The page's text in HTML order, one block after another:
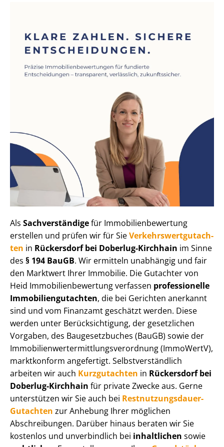
Als Sachverständigefür Im­mo­bi­li­en­be­wer­tung
erstellen und prüfen wir für SieVer­kehrs­wert­gut­ach­
ten in Rückersdorf bei Doberlug-Kirchhain im Sinne
des § 194 BauGB. Wir ermitteln unabhängig und fair
den Marktwert Ihrer Immobilie. Die Gutachter von
Heid Im­mo­bi­li­en­be­wer­tung verfassen professionelle
Im­mo­bi­li­en­gut­ach­ten, die bei Gerichten anerkannt
sind und vom Finanzamt geschätzt werden. Diese
werden unter Be­rück­sich­ti­gung, der gesetzlichen
Vorgaben, des Baugesetzbuches (BauGB) sowie der
Im­mo­bi­li­en­wert­ermitt­lungs­ver­ord­nung (ImmoWertV),
marktkonform angefertigt. Selbst­ver­ständ­lich
arbeiten wir auch Kurzgutachten in Rückersdorf bei
Doberlug-Kirchhain für private Zwecke aus. Gerne
unterstützen wir Sie auch bei Rest­nut­zungs­dau­er-
Gutachten zur Anhebung Ihrer möglichen
Abschreibungen. Darüber hinaus beraten wir Sie
kostenlos und unverbindlich bei inhaltlichen sowie